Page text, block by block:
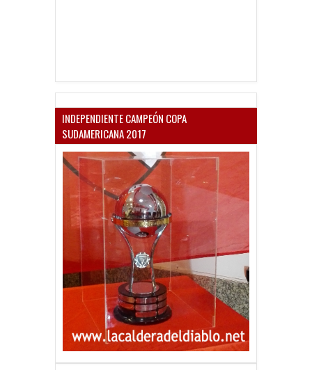
INDEPENDIENTE CAMPEÓN COPA
SUDAMERICANA 2017